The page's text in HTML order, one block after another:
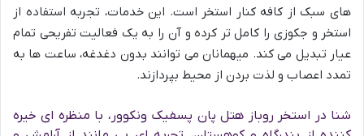
های سبک از کافه کنار استخر است. این خدمات، تجربه استفاده از
استخر و جکوزی را کامل تر کرده و آن را به یک فعالیت تفریحی تمام
عیار تبدیل می کند. میهمانان می توانند بدون دغدغه، ساعت ها به
تمدد اعصاب و لذت بردن از محیط بپردازند.
شنا در استخر روباز هتل پان پسفیک ونکوور، با منظره ای خیره